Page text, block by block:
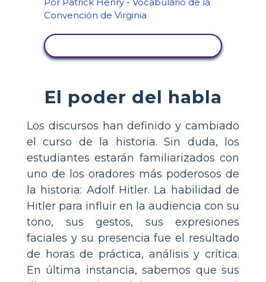
El poder del habla
Los discursos han definido y cambiado
el curso de la historia. Sin duda, los
estudiantes estarán familiarizados con
uno de los oradores más poderosos de
la historia: Adolf Hitler. La habilidad de
Hitler para influir en la audiencia con su
tono, sus gestos, sus expresiones
faciales y su presencia fue el resultado
de horas de práctica, análisis y crítica.
En última instancia, sabemos que sus